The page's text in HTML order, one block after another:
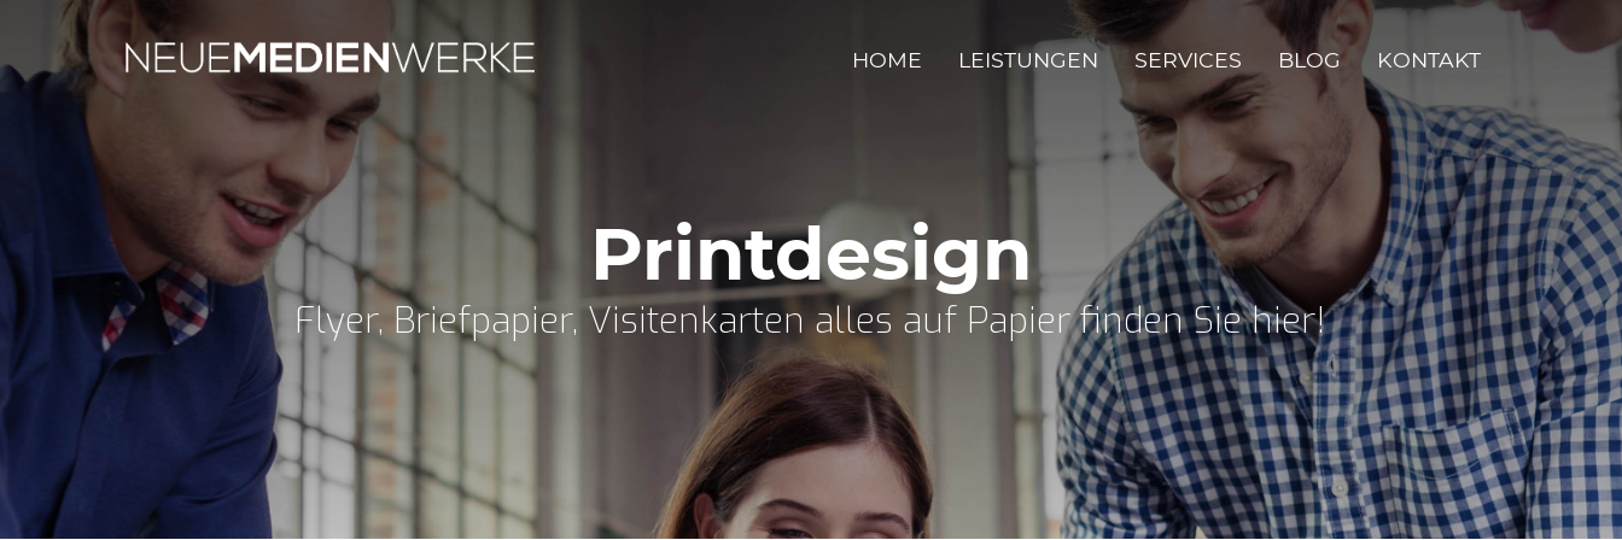
HOME LEISTUNGEN SERVICES BLOG KONTAKT
Printdesign
Flyer, Briefpapier, Visitenkarten alles auf Papier finden Sie hier!